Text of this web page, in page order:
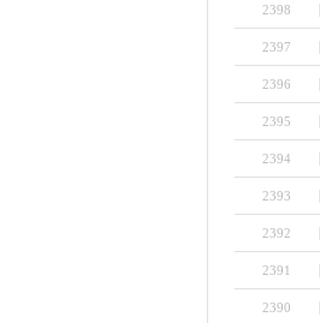
2398
2397
2396
2395
2394
2393
2392
2391
2390